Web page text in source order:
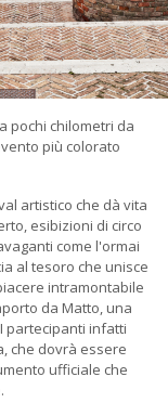
pochi chilometri da
più colorato
artistico che dà vita
esibizioni di circo
come l'ormai
al tesoro che unisce
intramontabile
da Matto, una
partecipanti infatti
che dovrà essere
ufficiale che